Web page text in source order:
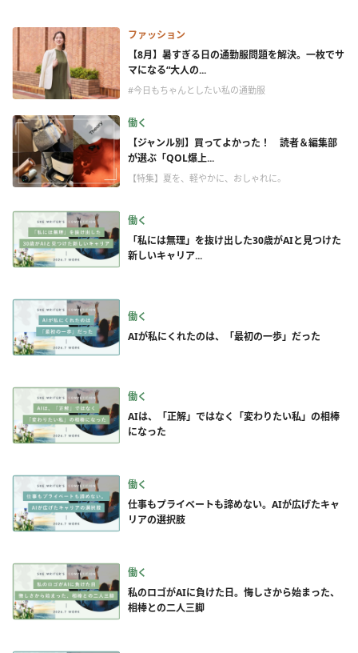
ファッション
【8月】暑すぎる日の通勤服問題を解決。一枚でサ
マになる“大人の...
#今日もちゃんとしたい私の通勤服
働く
【ジャンル別】買ってよかった！ 読者＆編集部
が選ぶ「QOL爆上...
【特集】夏を、軽やかに、おしゃれに。
働く
「私には無理」を抜け出した30歳がAIと見つけた
新しいキャリア...
働く
AIが私にくれたのは、「最初の一歩」だった
働く
AIは、「正解」ではなく「変わりたい私」の相棒
になった
働く
仕事もプライベートも諦めない。AIが広げたキャ
リアの選択肢
働く
私のロゴがAIに負けた日。悔しさから始まった、
相棒との二人三脚